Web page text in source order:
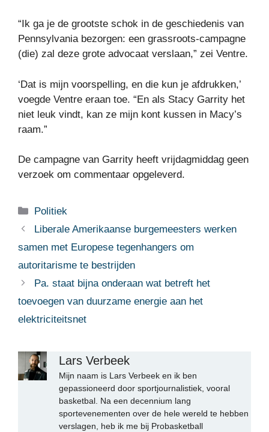
“Ik ga je de grootste schok in de geschiedenis van
Pennsylvania bezorgen: een grassroots-campagne
(die) zal deze grote advocaat verslaan,” zei Ventre.
‘Dat is mijn voorspelling, en die kun je afdrukken,’
voegde Ventre eraan toe. “En als Stacy Garrity het
niet leuk vindt, kan ze mijn kont kussen in Macy’s
raam.”
De campagne van Garrity heeft vrijdagmiddag geen
verzoek om commentaar opgeleverd.
Categorieën
Politiek
Liberale Amerikaanse burgemeesters werken
samen met Europese tegenhangers om
autoritarisme te bestrijden
Pa. staat bijna onderaan wat betreft het
toevoegen van duurzame energie aan het
elektriciteitsnet
Lars Verbeek
Mijn naam is Lars Verbeek en ik ben
gepassioneerd door sportjournalistiek, vooral
basketbal. Na een decennium lang
sportevenementen over de hele wereld te hebben
verslagen, heb ik me bij Probasketball